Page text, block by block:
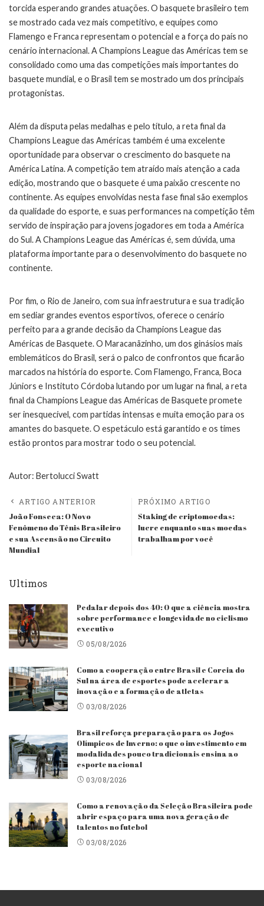
torcida esperando grandes atuações. O basquete brasileiro tem
se mostrado cada vez mais competitivo, e equipes como
Flamengo e Franca representam o potencial e a força do país no
cenário internacional. A Champions League das Américas tem se
consolidado como uma das competições mais importantes do
basquete mundial, e o Brasil tem se mostrado um dos principais
protagonistas.
Além da disputa pelas medalhas e pelo título, a reta final da
Champions League das Américas também é uma excelente
oportunidade para observar o crescimento do basquete na
América Latina. A competição tem atraído mais atenção a cada
edição, mostrando que o basquete é uma paixão crescente no
continente. As equipes envolvidas nesta fase final são exemplos
da qualidade do esporte, e suas performances na competição têm
servido de inspiração para jovens jogadores em toda a América
do Sul. A Champions League das Américas é, sem dúvida, uma
plataforma importante para o desenvolvimento do basquete no
continente.
Por fim, o Rio de Janeiro, com sua infraestrutura e sua tradição
em sediar grandes eventos esportivos, oferece o cenário
perfeito para a grande decisão da Champions League das
Américas de Basquete. O Maracanãzinho, um dos ginásios mais
emblemáticos do Brasil, será o palco de confrontos que ficarão
marcados na história do esporte. Com Flamengo, Franca, Boca
Júniors e Instituto Córdoba lutando por um lugar na final, a reta
final da Champions League das Américas de Basquete promete
ser inesquecível, com partidas intensas e muita emoção para os
amantes do basquete. O espetáculo está garantido e os times
estão prontos para mostrar todo o seu potencial.
Autor: Bertolucci Swatt
ARTIGO ANTERIOR
João Fonseca: O Novo
Fenômeno do Tênis Brasileiro
e sua Ascensão no Circuito
Mundial
PRÓXIMO ARTIGO
Staking de criptomoedas:
lucre enquanto suas moedas
trabalham por você
Ultimos
Pedalar depois dos 40: O que a ciência mostra
sobre performance e longevidade no ciclismo
executivo
05/08/2026
Como a cooperação entre Brasil e Coreia do
Sul na área de esportes pode acelerar a
inovação e a formação de atletas
03/08/2026
Brasil reforça preparação para os Jogos
Olímpicos de Inverno: o que o investimento em
modalidades pouco tradicionais ensina ao
esporte nacional
03/08/2026
Como a renovação da Seleção Brasileira pode
abrir espaço para uma nova geração de
talentos no futebol
03/08/2026